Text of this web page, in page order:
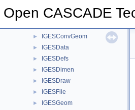
Open CASCADE
► IGESCAFControl
► IGESConvGeom
► IGESData
► IGESDefs
► IGESDimen
► IGESDraw
► IGESFile
► IGESGeom